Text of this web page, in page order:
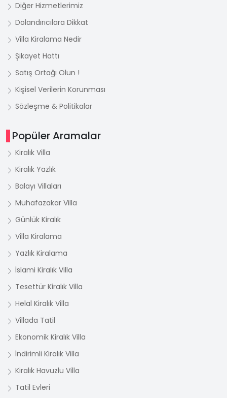
Diğer Hizmetlerimiz
Dolandırıcılara Dikkat
Villa Kiralama Nedir
Şikayet Hattı
Satış Ortağı Olun !
Kişisel Verilerin Korunması
Sözleşme & Politikalar
Popüler Aramalar
Kiralık Villa
Kiralık Yazlık
Balayı Villaları
Muhafazakar Villa
Günlük Kiralık
Villa Kiralama
Yazlık Kiralama
İslami Kiralık Villa
Tesettür Kiralık Villa
Helal Kiralık Villa
Villada Tatil
Ekonomik Kiralık Villa
İndirimli Kiralık Villa
Kiralık Havuzlu Villa
Tatil Evleri